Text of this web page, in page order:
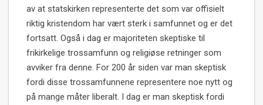
av at statskirken representerte det som var offisielt
riktig kristendom har vært sterk i samfunnet og er det
fortsatt. Også i dag er majoriteten skeptiske til
frikirkelige trossamfunn og religiøse retninger som
avviker fra denne. For 200 år siden var man skeptisk
fordi disse trossamfunnene representere noe nytt og
på mange måter liberalt. I dag er man skeptisk fordi